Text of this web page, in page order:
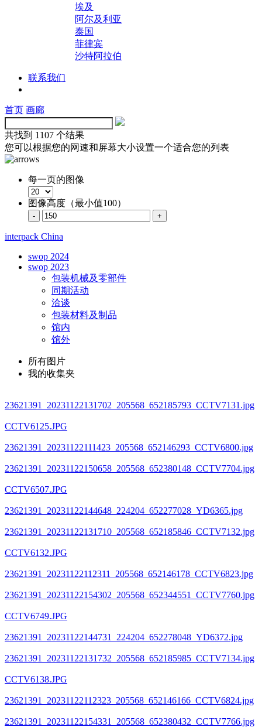
埃及
阿尔及利亚
泰国
菲律宾
沙特阿拉伯
联系我们
首页 画廊
共找到 1107 个结果
您可以根据您的网速和屏幕大小设置一个适合您的列表
每一页的图像
图像高度（最小值100）
interpack China
swop 2024
swop 2023
包装机械及零部件
同期活动
洽谈
包装材料及制品
馆内
馆外
所有图片
我的收集夹
23621391_20231122131702_205568_652185793_CCTV7131.jpg
CCTV6125.JPG
23621391_20231122111423_205568_652146293_CCTV6800.jpg
23621391_20231122150658_205568_652380148_CCTV7704.jpg
CCTV6507.JPG
23621391_20231122144648_224204_652277028_YD6365.jpg
23621391_20231122131710_205568_652185846_CCTV7132.jpg
CCTV6132.JPG
23621391_20231122112311_205568_652146178_CCTV6823.jpg
23621391_20231122154302_205568_652344551_CCTV7760.jpg
CCTV6749.JPG
23621391_20231122144731_224204_652278048_YD6372.jpg
23621391_20231122131732_205568_652185985_CCTV7134.jpg
CCTV6138.JPG
23621391_20231122112323_205568_652146166_CCTV6824.jpg
23621391_20231122154331_205568_652380432_CCTV7766.jpg